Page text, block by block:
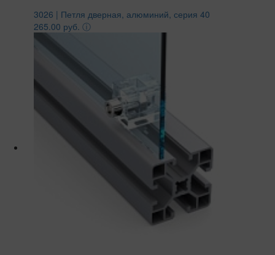
3026 | Петля дверная, алюминий, серия 40
265.00 руб. ⓘ